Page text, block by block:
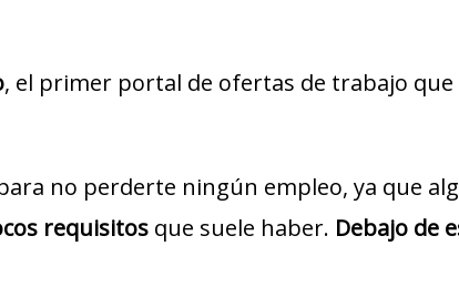
, el primer portal de ofertas de trabajo que
no perderte ningún empleo, ya que
requisitosque suele haber. Debajo de